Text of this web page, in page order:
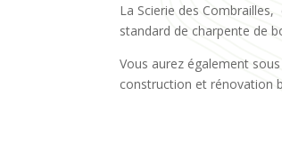
La Scierie des
standard de charpente de
Vous aurez également
construction et rénovation